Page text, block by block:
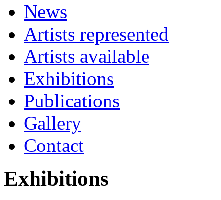
News
Artists represented
Artists available
Exhibitions
Publications
Gallery
Contact
Exhibitions